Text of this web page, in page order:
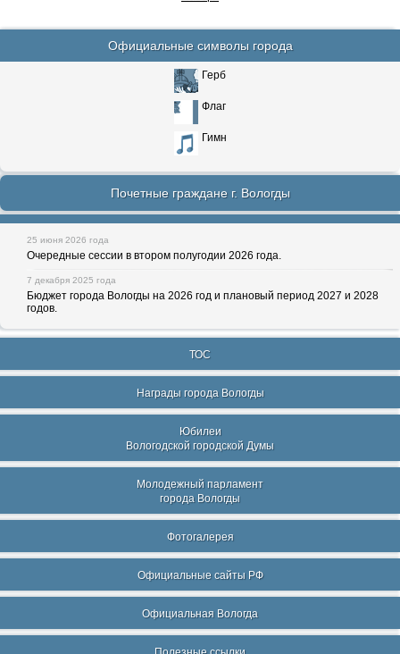
Официальные символы города
Герб
Флаг
Гимн
Почетные граждане г. Вологды
25 июня 2026 года
Очередные сессии в втором полугодии 2026 года.
7 декабря 2025 года
Бюджет города Вологды на 2026 год и плановый период 2027 и 2028
годов.
ТОС
Награды города Вологды
Юбилеи
Вологодской городской Думы
Молодежный парламент
города Вологды
Фотогалерея
Официальные сайты РФ
Официальная Вологда